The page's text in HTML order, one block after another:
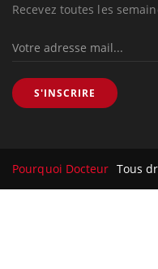
Recevez toutes les
S'INSCRIRE
Pourquoi Docteur Tous